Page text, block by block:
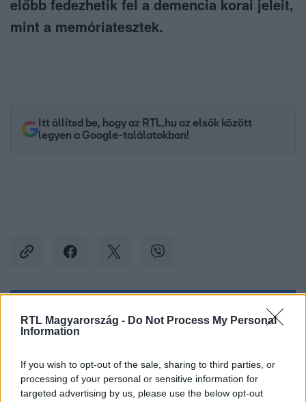
RTL Magyarország - Do Not Process My Personal
Information
If you wish to opt-out of the sale, sharing to third parties, or
processing of your personal or sensitive information for
targeted advertising by us, please use the below opt-out
előbb fedezhetik fel a demencia korai jeleit,
mint a memóriatesztek.
Itt állítsd be, hogy az RTL.hu az elsők között
legyen a Google-találatokban!
Kövess minket, és értesülj a friss hírekről a
Facebookon is!
Követem